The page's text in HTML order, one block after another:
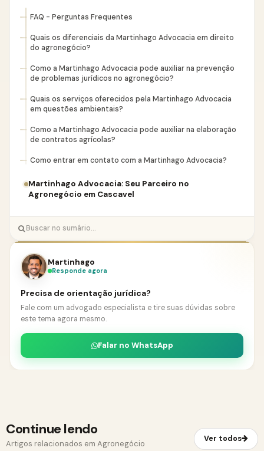
FAQ - Perguntas Frequentes
Quais os diferenciais da Martinhago Advocacia em direito
do agronegócio?
Como a Martinhago Advocacia pode auxiliar na prevenção
de problemas jurídicos no agronegócio?
Quais os serviços oferecidos pela Martinhago Advocacia
em questões ambientais?
Como a Martinhago Advocacia pode auxiliar na elaboração
de contratos agrícolas?
Como entrar em contato com a Martinhago Advocacia?
Martinhago Advocacia: Seu Parceiro no
Agronegócio em Cascavel
Martinhago
Responde agora
Precisa de orientação jurídica?
Fale com um advogado especialista e tire suas dúvidas sobre
este tema agora mesmo.
Falar no WhatsApp
Continue lendo
Artigos relacionados em Agronegócio
Ver todos